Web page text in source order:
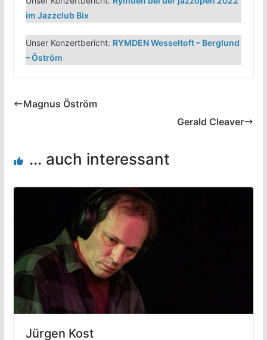
im Jazzclub Bix
Unser Konzertbericht: RYMDEN Wesseltoft – Berglund
– Öström
Magnus Öström
Gerald Cleaver
... auch interessant
Jürgen Kost